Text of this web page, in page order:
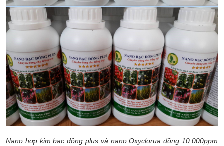
Nano hợp kim bạc đồng plus và nano Oxyclorua đồng 10.000ppm